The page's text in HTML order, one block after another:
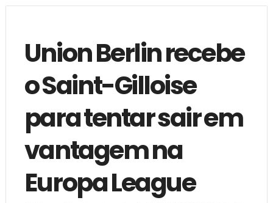
Union Berlin recebe
o Saint-Gilloise
para tentar sair em
vantagem na
Europa League